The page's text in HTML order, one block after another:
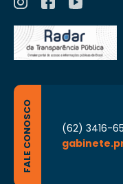
FALE CONOSCO
(62) 3416-